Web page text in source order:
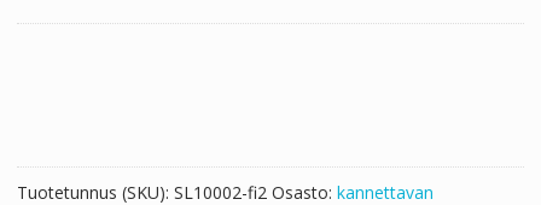
määrä
Tuotetunnus (SKU): SL10002-fi2 Osasto: kannettavan